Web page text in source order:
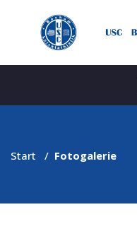
Start / Fotogalerie